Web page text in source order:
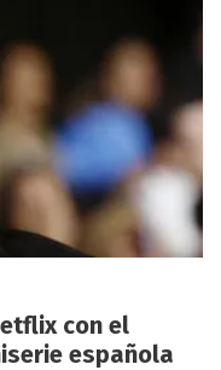
con el
española